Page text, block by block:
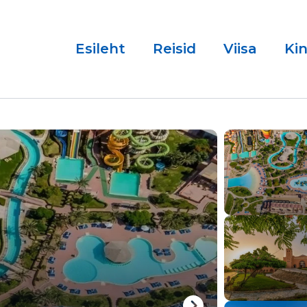
Esileht Reisid Viisa